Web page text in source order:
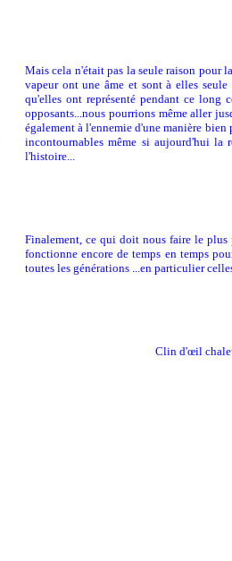
Mais cela n'était pas la seule raison pour
vapeur ont une âme et sont à elles
qu'elles ont représenté pendant ce
opposants...nous pourrions même aller
également à l'ennemie d'une manière
incontournables même si aujourd'hui la
l'histoire...
Finalement, ce qui doit nous faire le plus
fonctionne encore de temps en temps
toutes les générations ...en particulier
Clin d'œil